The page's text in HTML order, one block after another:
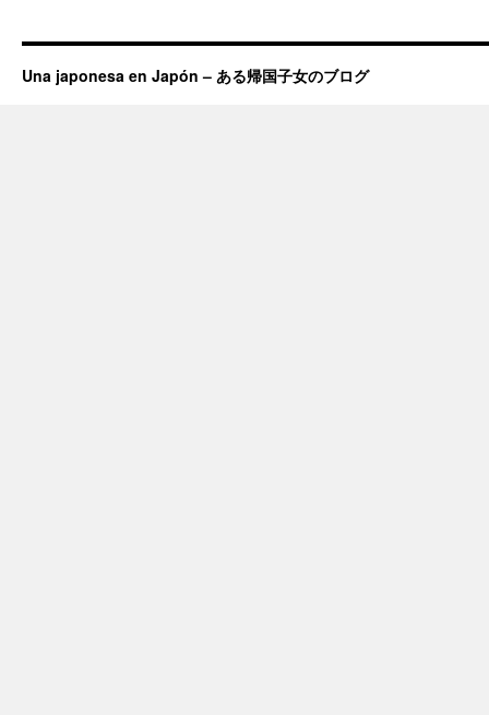
Una japonesa en Japón – ある帰国子女のブログ